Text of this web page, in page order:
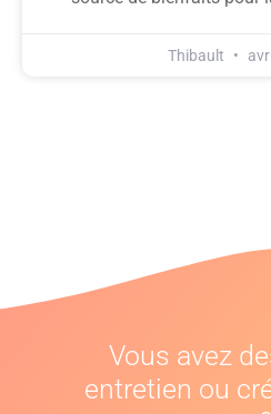
Thibault
Vous avez
entretien ou